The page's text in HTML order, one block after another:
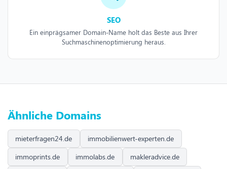
SEO
Ein einprägsamer Domain-Name holt das Beste aus Ihrer
Suchmaschinenoptimierung heraus.
Ähnliche Domains
mieterfragen24.de
immobilienwert-experten.de
immoprints.de
immolabs.de
makleradvice.de